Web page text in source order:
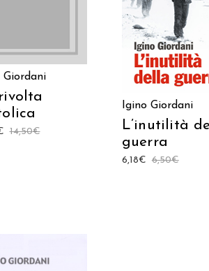
Giordani
14,50€
CARRELLO
Igino Giordani
L’inutilità
guerra
6,50€
6,18€